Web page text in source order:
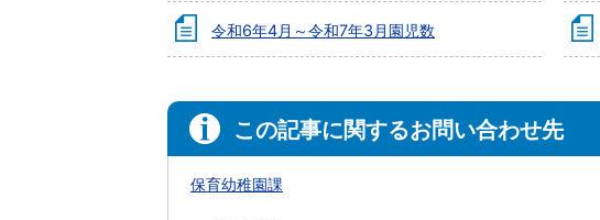
令和6年4月～令和7年3月園児数
この記事に関するお問い合わせ先
保育幼稚園課